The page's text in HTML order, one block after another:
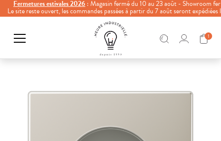
Fermetures estivales 2026 : Magasin fermé du 10 au 23 août - Showroom
Le site reste ouvert, les commandes passées à partir du 7 août seront
1